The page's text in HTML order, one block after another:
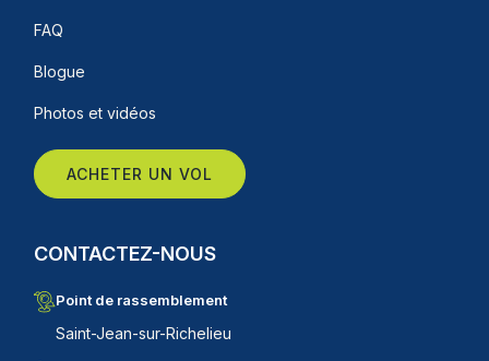
FAQ
Blogue
Photos et vidéos
ACHETER UN VOL
CONTACTEZ-NOUS
Point de rassemblement
Saint-Jean-sur-Richelieu